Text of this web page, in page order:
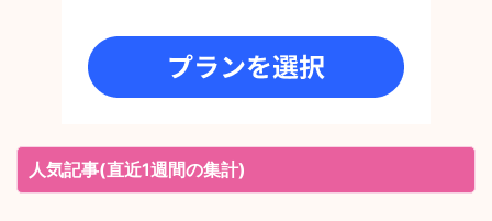
人気記事(直近1週間の集計)